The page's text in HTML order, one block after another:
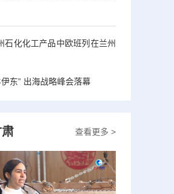
石化化工产品中欧班列在兰州
东” 出海战略峰会落幕
查看更多 >